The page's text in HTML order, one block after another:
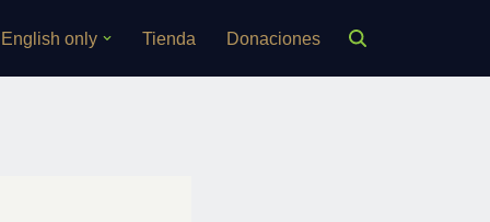
English only Tienda Donaciones